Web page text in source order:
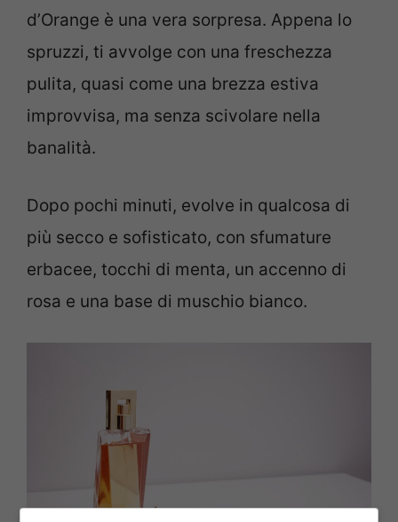
d’Orange è una vera sorpresa. Appena lo
spruzzi, ti avvolge con una freschezza
pulita, quasi come una brezza estiva
improvvisa, ma senza scivolare nella
banalità.
Dopo pochi minuti, evolve in qualcosa di
più secco e sofisticato, con sfumature
erbacee, tocchi di menta, un accenno di
rosa e una base di muschio bianco.